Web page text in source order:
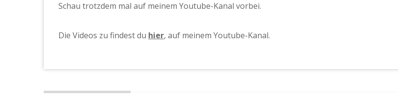
Schau trotzdem mal auf meinem Youtube-Kanal vorbei.
Die Videos zu findest du hier, auf meinem Youtube-Kanal.